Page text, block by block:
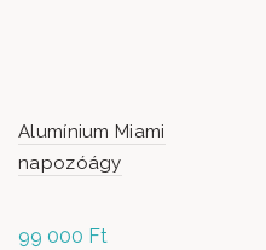
Alumínium Miami
napozóágy
99 000 Ft